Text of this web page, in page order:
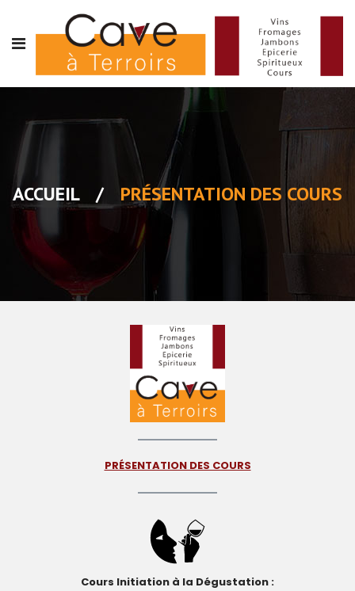
ACCUEIL / PRÉSENTATION DES COURS
PRÉSENTATION DES COURS
Cours Initiation à la Dégustation :